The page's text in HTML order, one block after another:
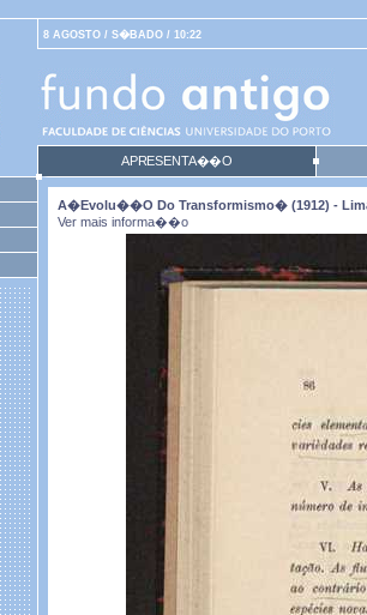
8 AGOSTO / S�BADO / 10:22
APRESENTA��O
A�evolu��o Do Transformismo� (1912) -
Ver mais informa��o